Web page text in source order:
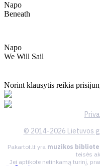
Napo
Beneath
Napo
We Will Sail
Norint klausytis reikia
© 2014-2026 Lietuvos
Pakartot.lt yra muzikos
teisės
Jei aptikote netinkamą turinį,